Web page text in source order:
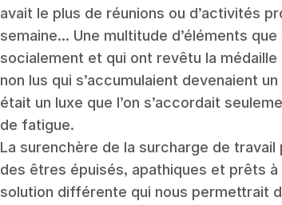
avait le plus de réunions ou d’activités
semaine... Une multitude d’éléments
socialement et qui ont revêtu la
non lus qui s’accumulaient devenaient
était un luxe que l’on s’accordait
de fatigue.
La surenchère de la surcharge de
des êtres épuisés, apathiques et prêts
solution différente qui nous permettrait